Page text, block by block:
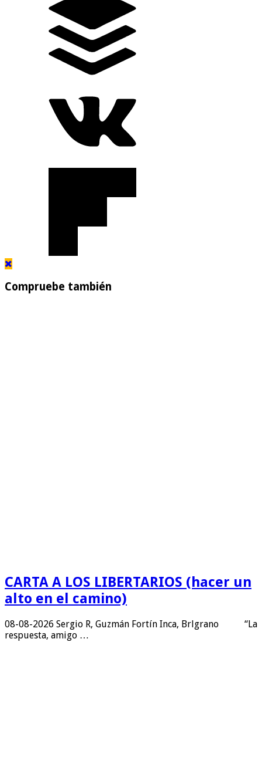
Compruebe también
CARTA A LOS LIBERTARIOS (hacer un
alto en el camino)
08-08-2026 Sergio R, Guzmán Fortín Inca, Brlgrano “La
respuesta, amigo …